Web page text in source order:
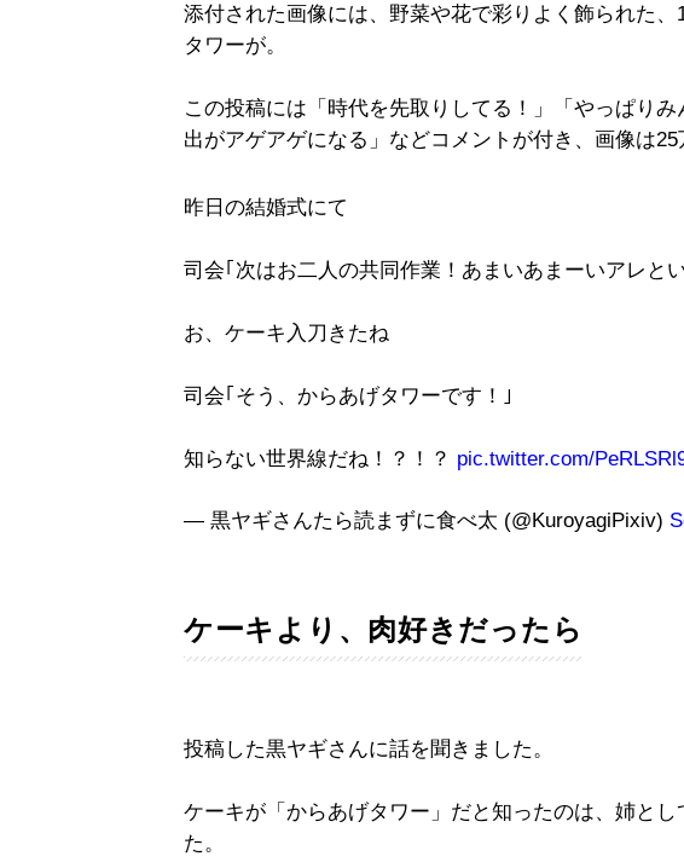
添付された画像には、野菜や花で彩りよく飾られた
タワーが。
この投稿には「時代を先取りしてる！」「やっぱり
出がアゲアゲになる」などコメントが付き、画像は25
昨日の結婚式にて
司会｢次はお二人の共同作業！あまいあまーいアレと
お、ケーキ入刀きたね
司会｢そう、からあげタワーです！｣
知らない世界線だね！？！？ pic.twitter.com/
— 黒ヤギさんたら読まずに食べ太 (@KuroyagiPixiv)
ケーキより、肉好きだったら
投稿した黒ヤギさんに話を聞きました。
ケーキが「からあげタワー」だと知ったのは、姉と
た。